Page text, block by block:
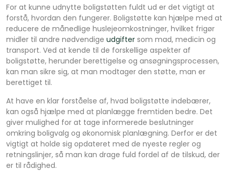
For at kunne udnytte boligstøtten fuldt ud er det vigtigt at
forstå, hvordan den fungerer. Boligstøtte kan hjælpe med at
reducere de månedlige huslejeomkostninger, hvilket frigør
midler til andre nødvendige udgifter som mad, medicin og
transport. Ved at kende til de forskellige aspekter af
boligstøtte, herunder berettigelse og ansøgningsprocessen,
kan man sikre sig, at man modtager den støtte, man er
berettiget til.
At have en klar forståelse af, hvad boligstøtte indebærer,
kan også hjælpe med at planlægge fremtiden bedre. Det
giver mulighed for at tage informerede beslutninger
omkring boligvalg og økonomisk planlægning. Derfor er det
vigtigt at holde sig opdateret med de nyeste regler og
retningslinjer, så man kan drage fuld fordel af de tilskud, der
er til rådighed.